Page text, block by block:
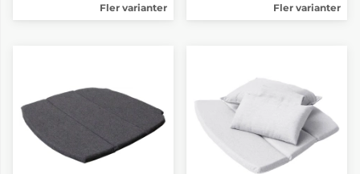
Fler varianter Fler varianter